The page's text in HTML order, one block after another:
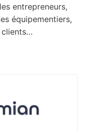
entrepreneurs,
équipementiers,
clients…